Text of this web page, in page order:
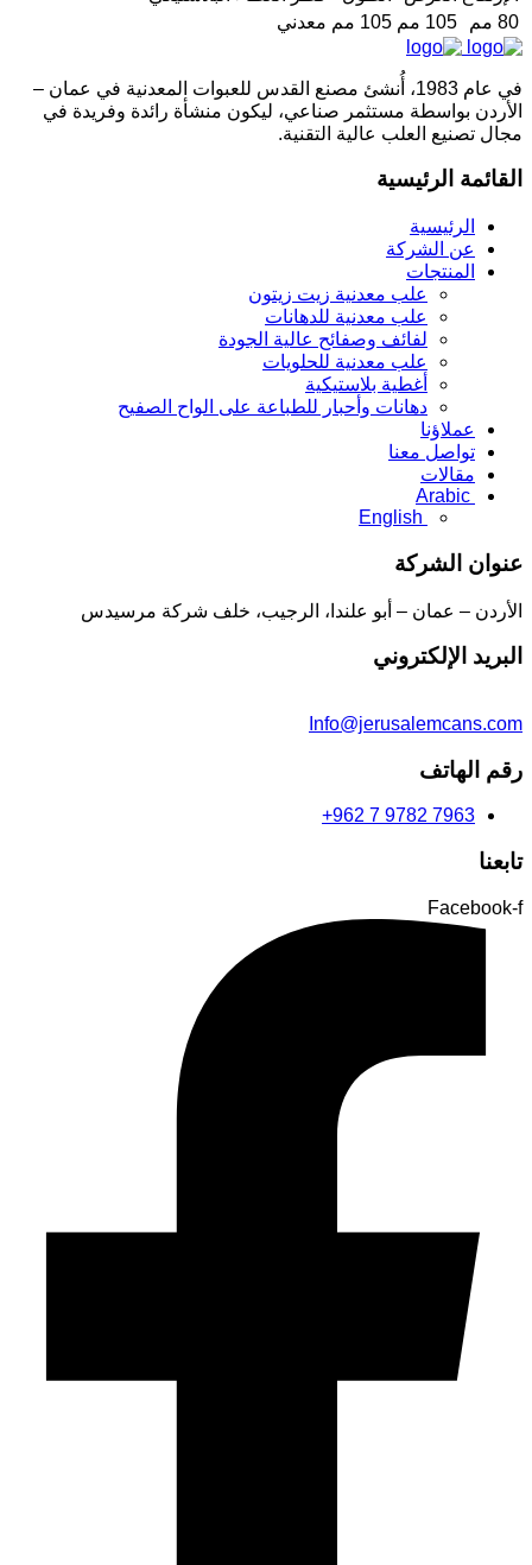
80 مم
105 مم 105 مم معدني
في عام 1983، أُنشئ مصنع القدس للعبوات المعدنية في عمان –
الأردن بواسطة مستثمر صناعي، ليكون منشأة رائدة وفريدة في
مجال تصنيع العلب عالية التقنية.
القائمة الرئيسية
الرئيسية
عن الشركة
المنتجات
علب معدنية زيت زيتون
علب معدنية للدهانات
لفائف وصفائح عالية الجودة
علب معدنية للحلويات
أغطية بلاستيكية
دهانات وأحبار للطباعة على الواح الصفيح
عملاؤنا
تواصل معنا
مقالات
Arabic
English
عنوان الشركة
الأردن – عمان – أبو علندا، الرجيب، خلف شركة مرسيدس
البريد الإلكتروني
Info@jerusalemcans.com
رقم الهاتف
+962 7 9782 7963
تابعنا
Facebook-f